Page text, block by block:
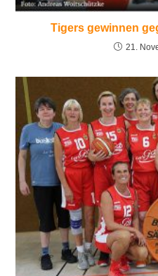
Tigers gewinnen
21.